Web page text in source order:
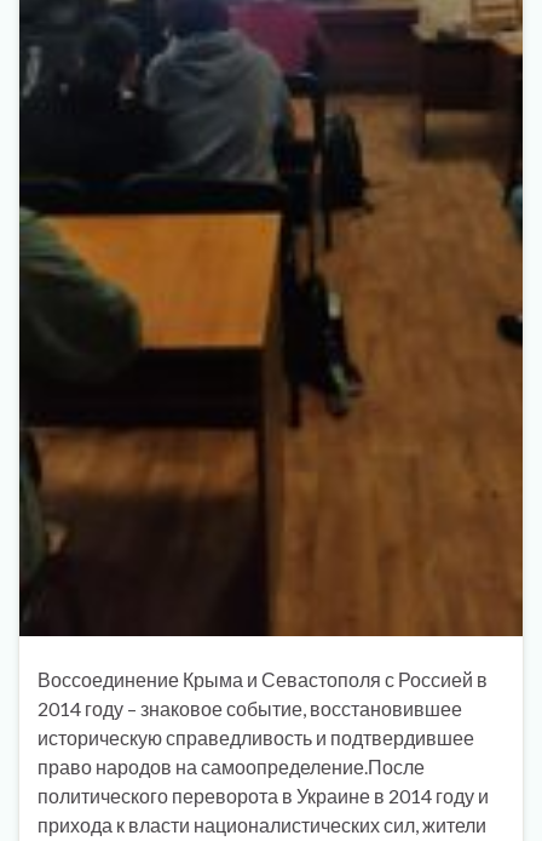
Воссоединение Крыма и Севастополя с Россией в
2014 году – знаковое событие, восстановившее
историческую справедливость и подтвердившее
право народов на самоопределение.После
политического переворота в Украине в 2014 году и
прихода к власти националистических сил, жители